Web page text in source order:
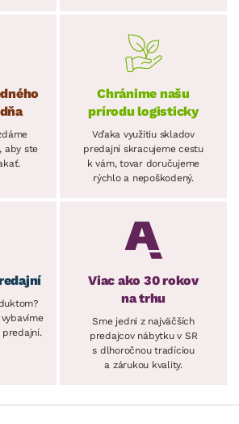
aby ste
Chránime našu
prírodu logisticky
Vďaka využitiu skladov
predajní skracujeme cestu
k vám, tovar doručujeme
rýchlo a nepoškodený.
Viac ako 30 rokov
na trhu
Sme jedni z najväčších
predajcov nábytku v SR
s dlhoročnou tradíciou
a zárukou kvality.